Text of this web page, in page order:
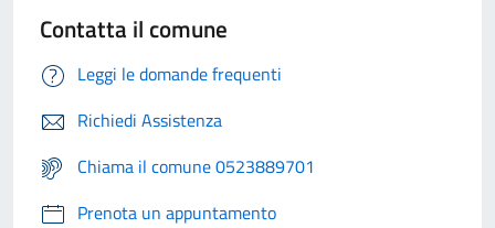
Contatta il comune
Leggi le domande frequenti
Richiedi Assistenza
Chiama il comune 0523889701
Prenota un appuntamento